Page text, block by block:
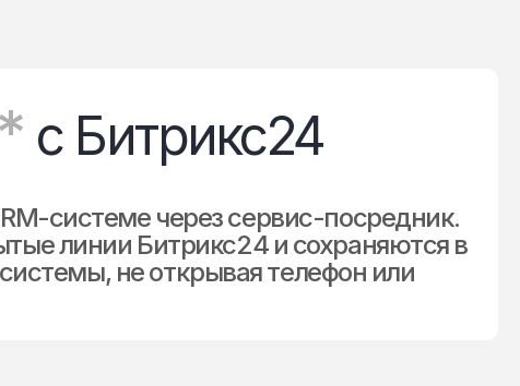
с Битрикс24
системе через сервис-посредник.
линии Битрикс24 и сохраняются в
не открывая телефон или